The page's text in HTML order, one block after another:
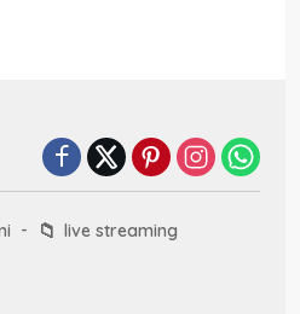
📁 live streaming